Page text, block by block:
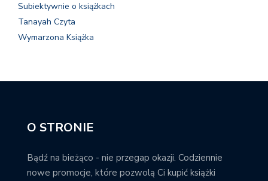
Subiektywnie o książkach
Tanayah Czyta
Wymarzona Książka
O STRONIE
Bądź na bieżąco - nie przegap okazji. Codziennie
nowe promocje, które pozwolą Ci kupić książki